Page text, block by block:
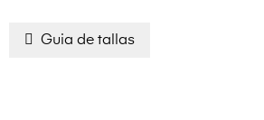
Guia de tallas